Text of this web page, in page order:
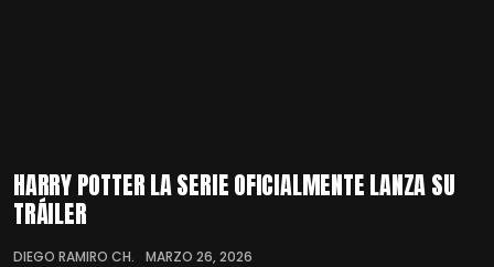
HARRY POTTER LA SERIE OFICIALMENTE LANZA SU
TRÁILER
DIEGO RAMIRO CH. MARZO 26, 2026